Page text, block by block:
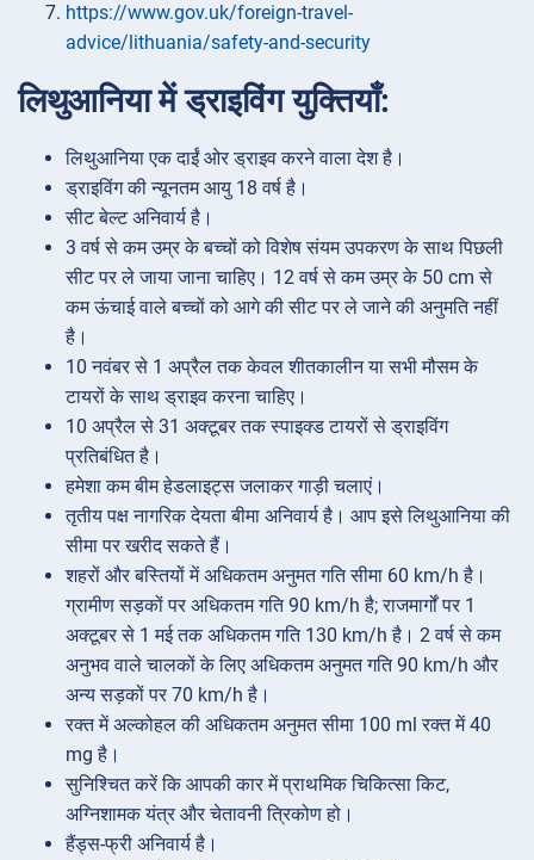
https://www.gov.uk/foreign-travel-
advice/lithuania/safety-and-security
लिथुआनिया में ड्राइविंग युक्तियाँ:
लिथुआनिया एक दाईं ओर ड्राइव करने वाला देश है।
ड्राइविंग की न्यूनतम आयु 18 वर्ष है।
सीट बेल्ट अनिवार्य है।
3 वर्ष से कम उम्र के बच्चों को विशेष संयम उपकरण के साथ पिछली
सीट पर ले जाया जाना चाहिए। 12 वर्ष से कम उम्र के 50 cm से
कम ऊंचाई वाले बच्चों को आगे की सीट पर ले जाने की अनुमति नहीं
है।
10 नवंबर से 1 अप्रैल तक केवल शीतकालीन या सभी मौसम के
टायरों के साथ ड्राइव करना चाहिए।
10 अप्रैल से 31 अक्टूबर तक स्पाइक्ड टायरों से ड्राइविंग
प्रतिबंधित है।
हमेशा कम बीम हेडलाइट्स जलाकर गाड़ी चलाएं।
तृतीय पक्ष नागरिक देयता बीमा अनिवार्य है। आप इसे लिथुआनिया की
सीमा पर खरीद सकते हैं।
शहरों और बस्तियों में अधिकतम अनुमत गति सीमा 60 km/h है।
ग्रामीण सड़कों पर अधिकतम गति 90 km/h है; राजमार्गों पर 1
अक्टूबर से 1 मई तक अधिकतम गति 130 km/h है। 2 वर्ष से कम
अनुभव वाले चालकों के लिए अधिकतम अनुमत गति 90 km/h और
अन्य सड़कों पर 70 km/h है।
रक्त में अल्कोहल की अधिकतम अनुमत सीमा 100 ml रक्त में 40
mg है।
सुनिश्चित करें कि आपकी कार में प्राथमिक चिकित्सा किट,
अग्निशामक यंत्र और चेतावनी त्रिकोण हो।
हैंड्स-फ्री अनिवार्य है।